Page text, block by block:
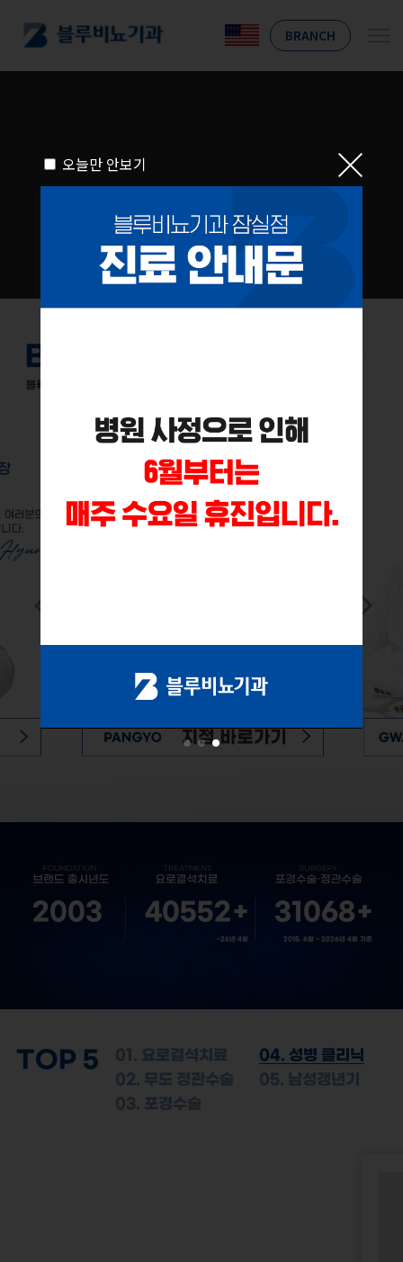
BRANCH
2003 40552+
~26년 4월
31068+
2015. 6월 ~ 2026년 4월 기준
TOP 5
01. 요로결석치료
02. 무도 정관수술
03. 포경수술
04. 성병 클리닉
05. 남성갱년기
오늘만 안보기